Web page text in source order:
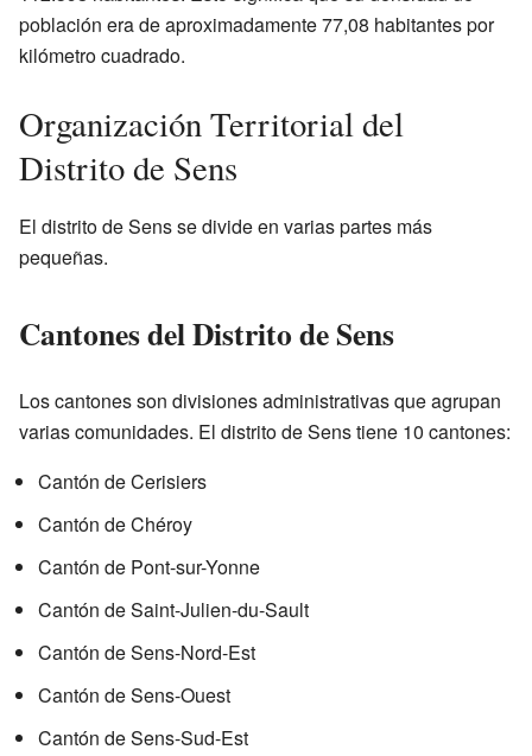
población era de aproximadamente 77,08 habitantes por
kilómetro cuadrado.
Organización Territorial del
Distrito de Sens
El distrito de Sens se divide en varias partes más
pequeñas.
Cantones del Distrito de Sens
Los cantones son divisiones administrativas que agrupan
varias comunidades. El distrito de Sens tiene 10 cantones:
Cantón de Cerisiers
Cantón de Chéroy
Cantón de Pont-sur-Yonne
Cantón de Saint-Julien-du-Sault
Cantón de Sens-Nord-Est
Cantón de Sens-Ouest
Cantón de Sens-Sud-Est